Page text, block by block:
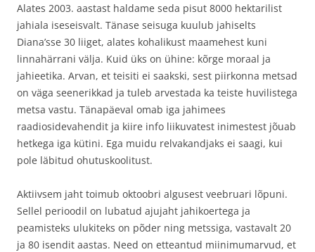
Alates 2003. aastast haldame seda pisut 8000 hektarilist
jahiala iseseisvalt. Tänase seisuga kuulub jahiselts
Diana’sse 30 liiget, alates kohalikust maamehest kuni
linnahärrani välja. Kuid üks on ühine: kõrge moraal ja
jahieetika. Arvan, et teisiti ei saakski, sest piirkonna metsad
on väga seenerikkad ja tuleb arvestada ka teiste huvilistega
metsa vastu. Tänapäeval omab iga jahimees
raadiosidevahendit ja kiire info liikuvatest inimestest jõuab
hetkega iga kütini. Ega muidu relvakandjaks ei saagi, kui
pole läbitud ohutuskoolitust.
Aktiivsem jaht toimub oktoobri algusest veebruari lõpuni.
Sellel perioodil on lubatud ajujaht jahikoertega ja
peamisteks ulukiteks on põder ning metssiga, vastavalt 20
ja 80 isendit aastas. Need on etteantud miinimumarvud, et